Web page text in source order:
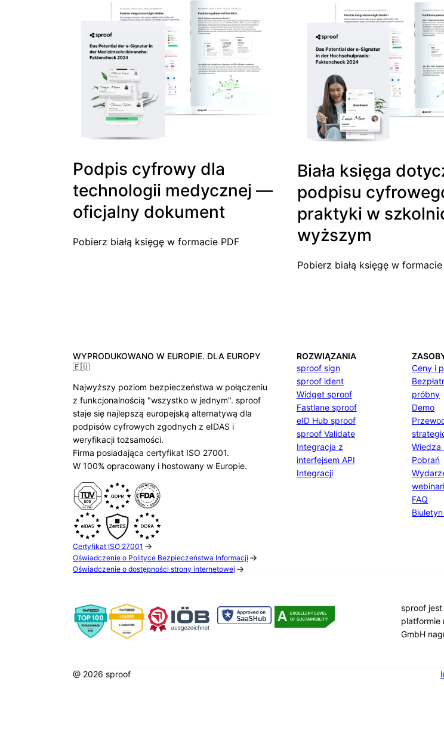
Podpis cyfrowy dla
technologii medycznej —
oficjalny dokument
Pobierz białą księgę w formacie PDF
Biała księga
podpisu
praktyki w
wyższym
Pobierz białą księgę w formacie
WYPRODUKOWANO W EUROPIE. DLA EUROPY
🇪🇺
Najwyższy poziom bezpieczeństwa w połączeniu
z funkcjonalnością "wszystko w jednym". sproof
staje się najlepszą europejską alternatywą dla
podpisów cyfrowych zgodnych z eIDAS i
weryfikacji tożsamości.
Firma posiadająca certyfikat ISO 27001.
W 100% opracowany i hostowany w Europie.
Certyfikat ISO 27001
Oświadczenie o Polityce Bezpieczeństwa Informacji
Oświadczenie o dostępności strony internetowej
ROZWIĄZANIA
sproof sign
sproof ident
Widget sproof
Fastlane sproof
eID Hub sproof
sproof Validate
Integracja z
interfejsem API
Integracji
Ceny i
próbny
Demo
Wiedza
Pobrań
FAQ
sproof
platformie
GmbH
@ 2026 sproof